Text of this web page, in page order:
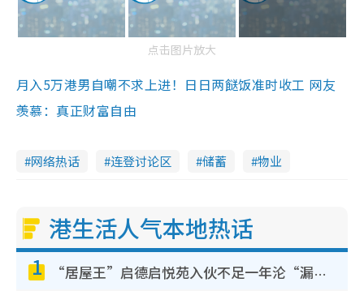
点击图片放大
月入5万港男自嘲不求上进！日日两餸饭准时收工 网友
羡慕：真正财富自由
网络热话 连登讨论区 储蓄 物业
港生活人气本地热话
1 “居屋王”启德启悦苑入伙不足一年沦“漏水之王”！插座喷火花致大停电 多户业主全屋家电报废